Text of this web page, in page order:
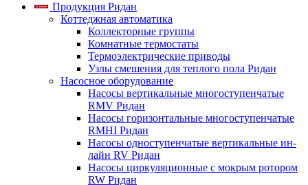
Продукция Ридан
Коттеджная автоматика
Коллекторные группы
Комнатные термостаты
Термоэлектрические приводы
Узлы смешения для теплого пола Ридан
Насосное оборудование
Насосы вертикальные многоступенчатые
RMV Ридан
Насосы горизонтальные многоступенчатые
RMHI Ридан
Насосы одноступенчатые вертикальные ин-
лайн RV Ридан
Насосы циркуляционные с мокрым ротором
RW Ридан